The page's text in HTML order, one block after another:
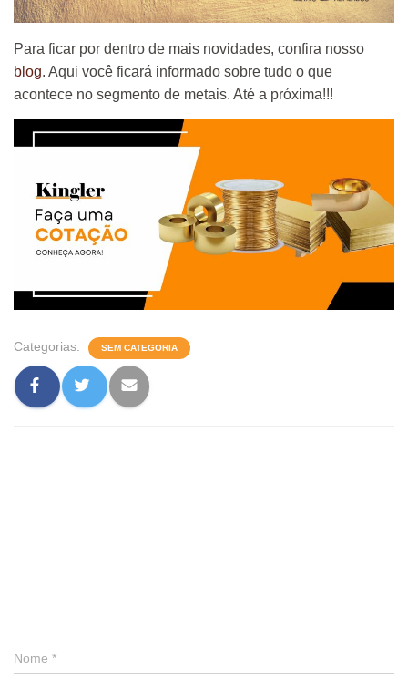
Para ficar por dentro de mais novidades, confira nosso
blog. Aqui você ficará informado sobre tudo o que
acontece no segmento de metais. Até a próxima!!!
Categorias: SEM CATEGORIA
Nome *